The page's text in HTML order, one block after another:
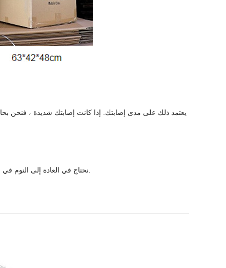
يعتمد ذلك على مدى إصابتك. إذا كانت إصابتك شديدة ، فنحن